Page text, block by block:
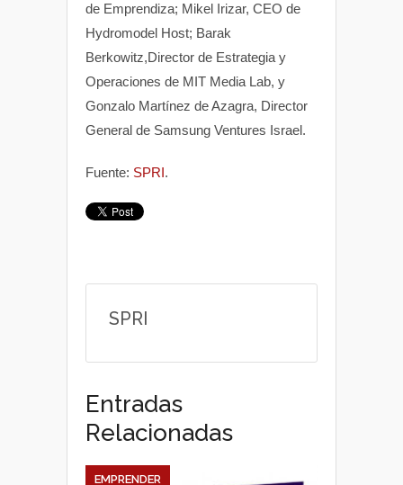
de Emprendiza; Mikel Irizar, CEO de
Hydromodel Host; Barak
Berkowitz,Director de Estrategia y
Operaciones de MIT Media Lab, y
Gonzalo Martínez de Azagra, Director
General de Samsung Ventures Israel.
Fuente: SPRI.
SPRI
Entradas
Relacionadas
EMPRENDER